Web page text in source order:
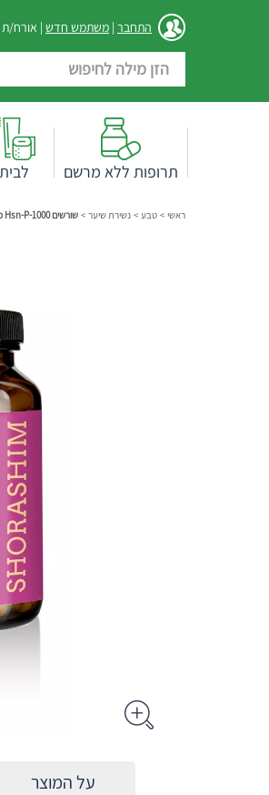
התחבר | משתמש חדש | אורח/ת
תרופות ללא מרשם לבית
ראשי > טבע > נשירת שיער > שורשים Hsn-P-1000 כמוסות קולגן+אבץ
על המוצר